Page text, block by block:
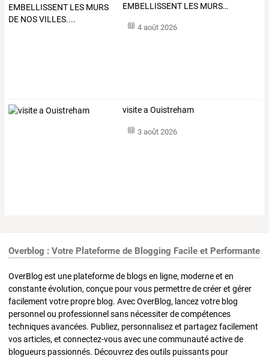
EMBELLISSENT LES MURS…
4 août 2026
visite a Ouistreham
3 août 2026
Overblog : Votre Plateforme de Blogging Facile et Performante
OverBlog est une plateforme de blogs en ligne, moderne et en
constante évolution, conçue pour vous permettre de créer et gérer
facilement votre propre blog. Avec OverBlog, lancez votre blog
personnel ou professionnel sans nécessiter de compétences
techniques avancées. Publiez, personnalisez et partagez facilement
vos articles, et connectez-vous avec une communauté active de
blogueurs passionnés. Découvrez des outils puissants pour